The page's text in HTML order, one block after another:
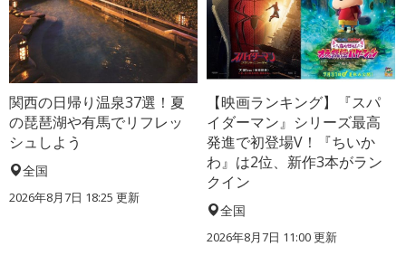
関西の日帰り温泉37選！夏
の琵琶湖や有馬でリフレッ
シュしよう
全国
2026年8月7日 18:25 更新
【映画ランキング】『スパ
イダーマン』シリーズ最高
発進で初登場V！『ちいか
わ』は2位、新作3本がラン
クイン
全国
2026年8月7日 11:00更新